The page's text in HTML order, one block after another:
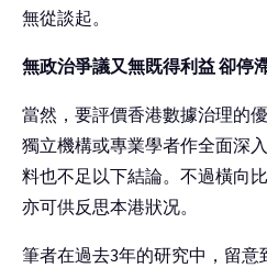
無從談起。
無政治爭議又無既得利益 卻停
當然，要評價香港數據治理的
獨立機構或專業學者作全面深
料也不足以下結論。不過橫向
亦可供反思本港狀况。
筆者在過去3年的研究中，留